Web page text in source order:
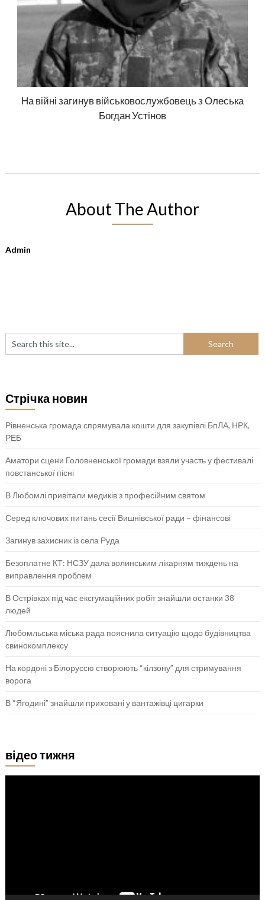
На війні загинув військовослужбовець з Олеська
Богдан Устінов
About The Author
Admin
Стрічка новин
Рівненська громада спрямувала кошти для закупівлі БпЛА, НРК,
РЕБ
Аматори сцени Головненської громади взяли участь у фестивалі
повстанської пісні
В Любомлі привітали медиків з професійним святом
Серед ключових питань сесії Вишнівської ради – фінансові
Загинув захисник із села Руда
Безоплатне КТ: НСЗУ дала волинським лікарням тиждень на
виправлення проблем
В Острівках під час ексгумаційних робіт знайшли останки 38
людей
Любомльська міська рада пояснила ситуацію щодо будівництва
свинокомплексу
На кордоні з Білоруссю створюють “кілзону” для стримування
ворога
В “Ягодині” знайшли приховані у вантажівці цигарки
відео тижня